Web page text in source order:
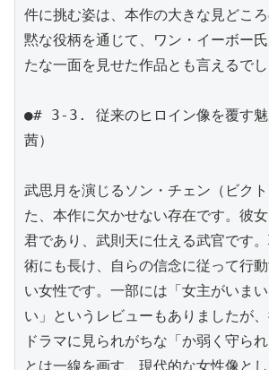
件に挑む姿は、本作の大きな見どこ
黙な役柄を通じて、ワン・イーボー
たな一面を見せた作品とも言えるでし
●# 3-3. 従来のヒロイン像を覆す魅
茜）
武思月を演じるソン・チェン（ビク
た、本作に欠かせない存在です。彼
君であり、武則天に仕える武官です
術にも長け、自らの信念に従って行
い女性です。一部には「女主がいま
い」というレビューもありましたが
ドラマに見られがちな「か弱く守ら
とは一線を画す、現代的な女性像と